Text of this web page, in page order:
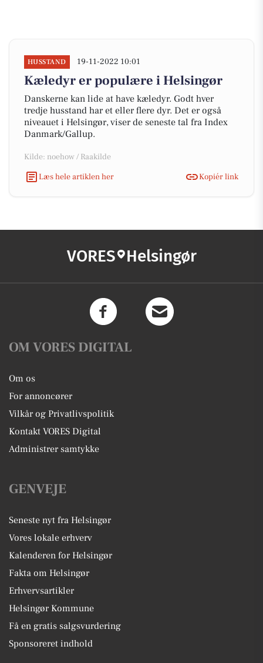
HUSSTAND 19-11-2022 10:01
Kæledyr er populære i Helsingør
Danskerne kan lide at have kæledyr. Godt hver
tredje husstand har et eller flere dyr. Det er også
niveauet i Helsingør, viser de seneste tal fra Index
Danmark/Gallup.
Kilde: noehow / Raakilde
Læs hele artiklen her
Kopiér link
VORES Helsingør
OM VORES DIGITAL
Om os
For annoncører
Vilkår og Privatlivspolitik
Kontakt VORES Digital
Administrer samtykke
GENVEJE
Seneste nyt fra Helsingør
Vores lokale erhverv
Kalenderen for Helsingør
Fakta om Helsingør
Erhvervsartikler
Helsingør Kommune
Få en gratis salgsvurdering
Sponsoreret indhold